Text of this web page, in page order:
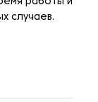
работы и
случаев.